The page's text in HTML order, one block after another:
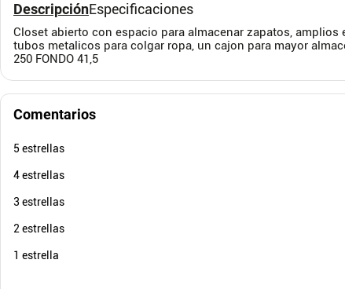
DescripciónEspecificaciones
Closet abierto con espacio para almacenar zapatos, amplios
tubos metalicos para colgar ropa, un cajon para mayor
250 FONDO 41,5
Comentarios
5 estrellas
4 estrellas
3 estrellas
2 estrellas
1 estrella